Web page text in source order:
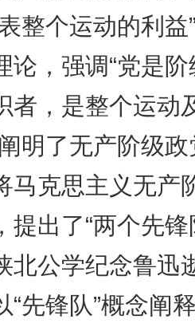
整个运动的利
论，强调“党是
者，是整个运动
明了无产阶级
马克思主义无
提出了“两个先
北公学纪念鲁迅
“先锋队”概念阐